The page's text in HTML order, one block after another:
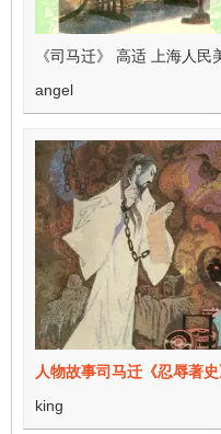
《司马迁》 高适 上海人民
angel
人物故事司马迁《忍辱著
king